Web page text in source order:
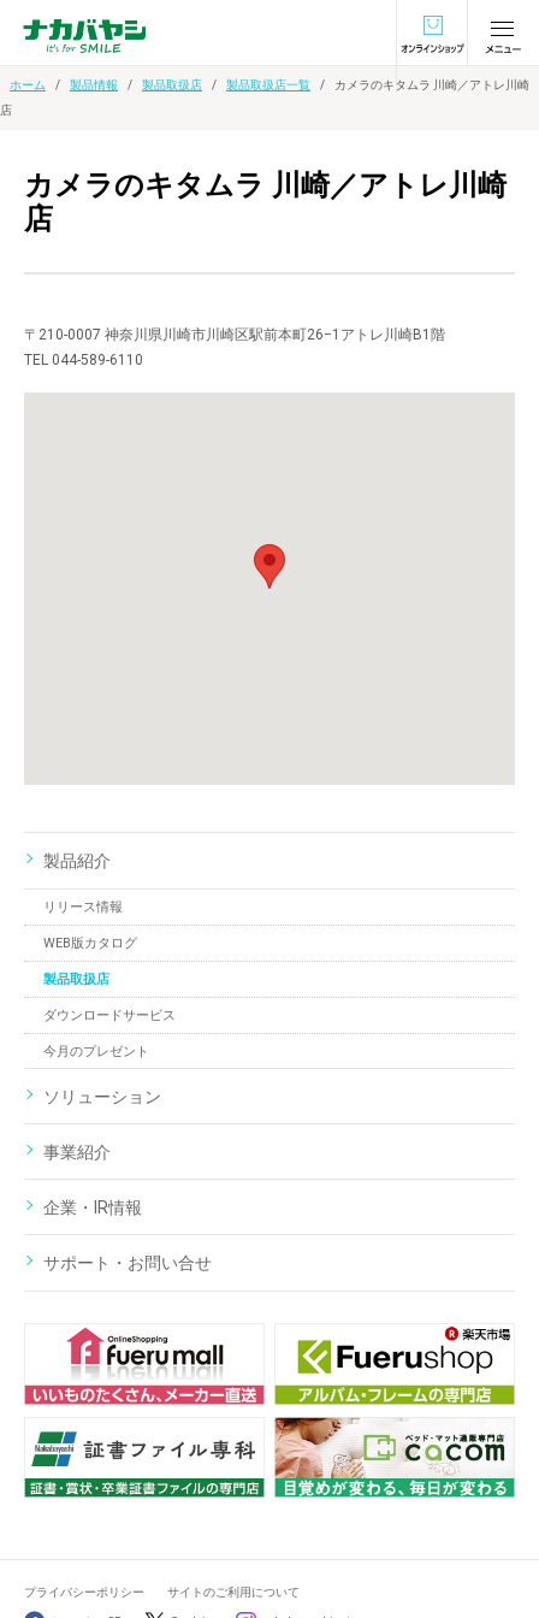
オンラインショ
ホーム 製品情報 製品取扱店 製品取扱店一覧
カメラのキタムラ 川崎／アトレ川崎
店
カメラのキタムラ 川崎／アトレ川崎
店
〒210-0007 神奈川県川崎市川崎区駅前本町26−1アトレ川崎B1階
TEL 044-589-6110
製品紹介
リリース情報
WEB版カタログ
製品取扱店
ダウンロードサービス
今月のプレゼント
ソリューション
事業紹介
企業・IR情報
サポート・お問い合せ
プライバシーポリシー サイトのご利用について